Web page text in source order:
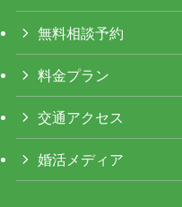
無料相談予約
料金プラン
交通アクセス
婚活メディア